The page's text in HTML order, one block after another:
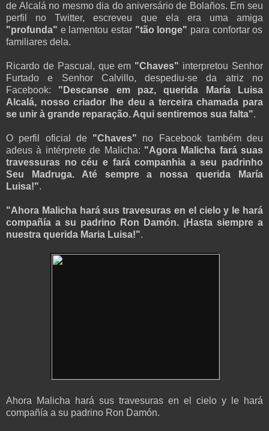
de Alcalá no mesmo dia do aniversário de Bolaños. Em seu
perfil no Twitter, escreveu que ela era uma amiga
"profunda" e lamentou estar "tão longe" para confortar os
familiares dela.
Ricardo de Pascual, que em "Chaves" interpretou Senhor
Furtado e Senhor Calvillo, despediu-se da atriz no
Facebook: "Descanse em paz, querida María Luisa
Alcalá, nosso criador lhe deu a terceira chamada para
se unir à grande reparação. Aqui sentiremos sua falta".
O perfil oficial de "Chaves" no Facebook também deu
adeus à intérprete de Malicha: "Agora Malicha fará suas
travessuras no céu e fará companhia a seu padrinho
Seu Madruga. Até sempre a nossa querida María
Luisa!".
"Ahora Malicha hará sus travesuras en el cielo y le hará
compañía a su padrino Ron Damón. ¡Hasta siempre a
nuestra querida Maria Luisa!".
Ahora Malicha hará sus travesuras en el cielo y le hará
compañía a su padrino Ron Damón.